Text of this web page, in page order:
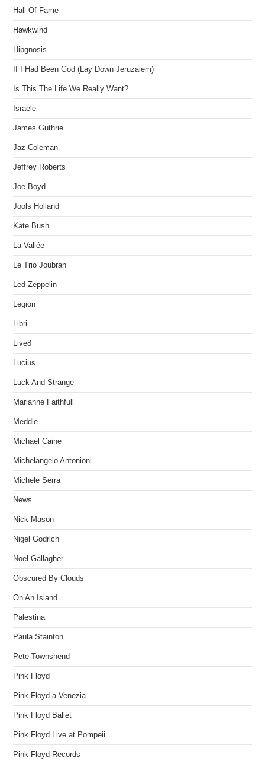
Hall Of Fame
Hawkwind
Hipgnosis
If I Had Been God (Lay Down Jeruzalem)
Is This The Life We Really Want?
Israele
James Guthrie
Jaz Coleman
Jeffrey Roberts
Joe Boyd
Jools Holland
Kate Bush
La Vallée
Le Trio Joubran
Led Zeppelin
Legion
Libri
Live8
Lucius
Luck And Strange
Marianne Faithfull
Meddle
Michael Caine
Michelangelo Antonioni
Michele Serra
News
Nick Mason
Nigel Godrich
Noel Gallagher
Obscured By Clouds
On An Island
Palestina
Paula Stainton
Pete Townshend
Pink Floyd
Pink Floyd a Venezia
Pink Floyd Ballet
Pink Floyd Live at Pompeii
Pink Floyd Records